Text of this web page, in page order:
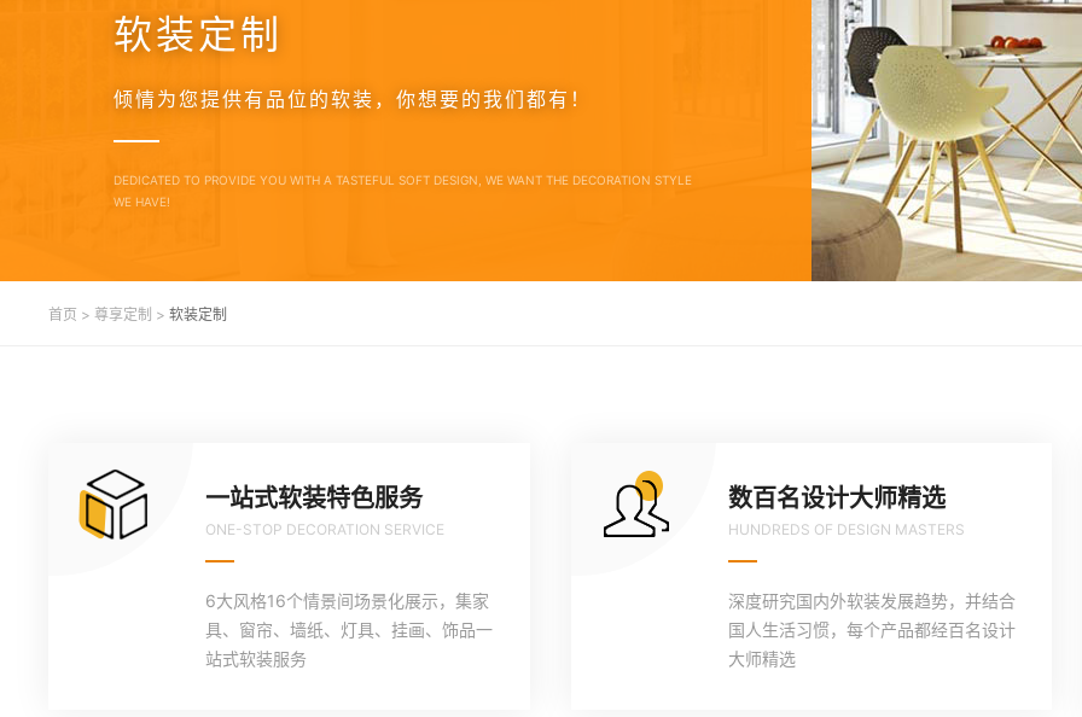
软装定制
倾情为您提供有品位的软装，你想要的我们都有！
DEDICATED TO PROVIDE YOU WITH A TASTEFUL SOFT DESIGN, WE WANT THE DECORATION STYLE
WE HAVE!
首页 > 尊享定制 > 软装定制
一站式软装特色服务
ONE-STOP DECORATION SERVICE
6大风格16个情景间场景化展示，集家
具、窗帘、墙纸、灯具、挂画、饰品一
站式软装服务
数百名设计大师精选
HUNDREDS OF DESIGN MASTERS
深度研究国内外软装发展趋势，并结合
国人生活习惯，每个产品都经百名设计
大师精选